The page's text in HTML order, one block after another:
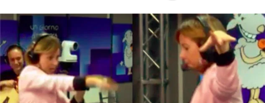
Contatti